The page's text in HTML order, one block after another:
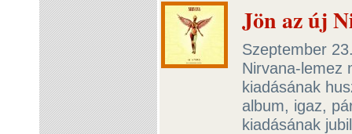
Jön az új
Szeptember
Nirvana-lemez
kiadásának
album, igaz,
kiadásának